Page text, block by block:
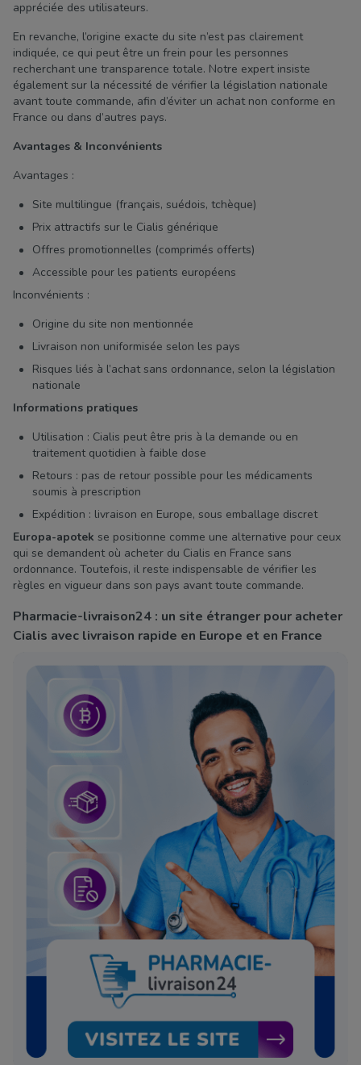
appréciée des utilisateurs.
En revanche, l’origine exacte du site n’est pas clairement
indiquée, ce qui peut être un frein pour les personnes
recherchant une transparence totale. Notre expert insiste
également sur la nécessité de vérifier la législation nationale
avant toute commande, afin d’éviter un achat non conforme en
France ou dans d’autres pays.
Avantages & Inconvénients
Avantages :
Site multilingue (français, suédois, tchèque)
Prix attractifs sur le Cialis générique
Offres promotionnelles (comprimés offerts)
Accessible pour les patients européens
Inconvénients :
Origine du site non mentionnée
Livraison non uniformisée selon les pays
Risques liés à l’achat sans ordonnance, selon la législation
nationale
Informations pratiques
Utilisation : Cialis peut être pris à la demande ou en
traitement quotidien à faible dose
Retours : pas de retour possible pour les médicaments
soumis à prescription
Expédition : livraison en Europe, sous emballage discret
Europa-apotek se positionne comme une alternative pour ceux
qui se demandent où acheter du Cialis en France sans
ordonnance. Toutefois, il reste indispensable de vérifier les
règles en vigueur dans son pays avant toute commande.
Pharmacie-livraison24 : un site étranger pour acheter
Cialis avec livraison rapide en Europe et en France